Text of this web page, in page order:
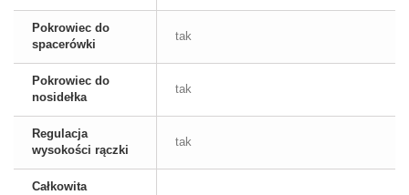
Pokrowiec do
spacerówki
tak
Pokrowiec do
nosidełka
tak
Regulacja
wysokości rączki
tak
Całkowita